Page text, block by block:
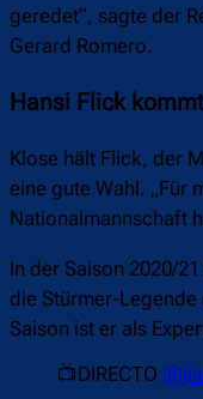
geredet“, sagte der
Gerard Romero.
Hansi Flick
Klose hält Flick, der
eine gute Wahl. „Für
Nationalmannschaft
In der Saison 2020/
die Stürmer-Legende
Saison ist er als
📺DIRECTO